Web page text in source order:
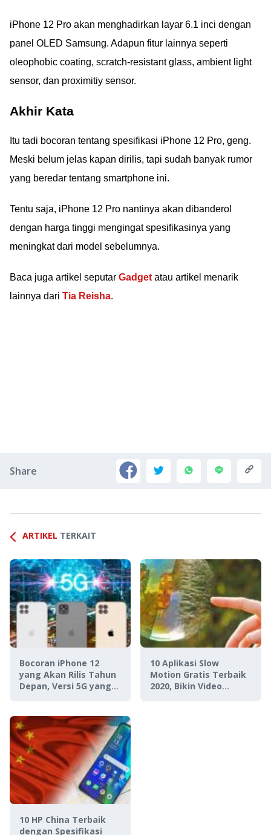
iPhone 12 Pro akan menghadirkan layar 6.1 inci dengan
panel OLED Samsung. Adapun fitur lainnya seperti
oleophobic coating, scratch-resistant glass, ambient light
sensor, dan proximitiy sensor.
Akhir Kata
Itu tadi bocoran tentang spesifikasi iPhone 12 Pro, geng.
Meski belum jelas kapan dirilis, tapi sudah banyak rumor
yang beredar tentang smartphone ini.
Tentu saja, iPhone 12 Pro nantinya akan dibanderol
dengan harga tinggi mengingat spesifikasinya yang
meningkat dari model sebelumnya.
Baca juga artikel seputar Gadget atau artikel menarik
lainnya dari Tia Reisha.
Share
ARTIKEL TERKAIT
Bocoran iPhone 12
yang Akan Rilis Tahun
Depan, Versi 5G yang
10 Aplikasi Slow
Motion Gratis Terbaik
2020, Bikin Video
10 HP China Terbaik
dengan Spesifikasi